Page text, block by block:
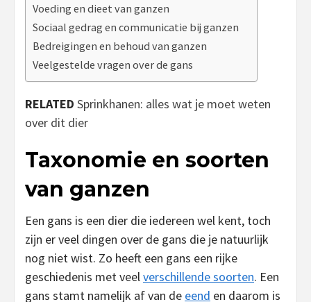
Voeding en dieet van ganzen
Sociaal gedrag en communicatie bij ganzen
Bedreigingen en behoud van ganzen
Veelgestelde vragen over de gans
RELATED Sprinkhanen: alles wat je moet weten
over dit dier
Taxonomie en soorten
van ganzen
Een gans is een dier die iedereen wel kent, toch
zijn er veel dingen over de gans die je natuurlijk
nog niet wist. Zo heeft een gans een rijke
geschiedenis met veelverschillende soorten. Een
gans stamt namelijk af van de eend en daarom is